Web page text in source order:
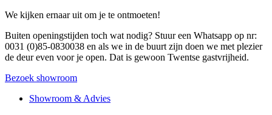
We kijken ernaar uit om je te ontmoeten!
Buiten openingstijden toch wat nodig? Stuur een Whatsapp op nr:
0031 (0)85-0830038 en als we in de buurt zijn doen we met plezier
de deur even voor je open. Dat is gewoon Twentse gastvrijheid.
Bezoek showroom
Showroom & Advies